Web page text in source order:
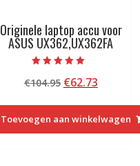
Originele laptop accu voor
ASUS UX362,UX362FA
5.00
van 5
€104.95
was:
€104.95.
€62.73Huidige
is:
€62.73.
Toevoegen aan winkelwagen